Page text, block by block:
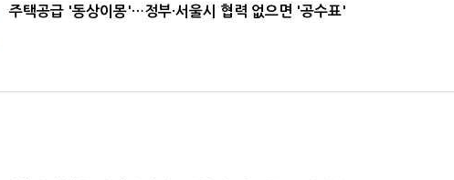
주택공급 '동상이몽'…정부·서울시 협력 없으면 '공수표'